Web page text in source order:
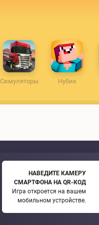
Симуляторы Нубик
НАВЕДИТЕ КАМЕРУ
СМАРТФОНА НА QR-КОД
Игра откроется на вашем
мобильном устройстве.